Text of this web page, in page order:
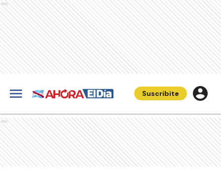
Ads
Suscribite
Ads